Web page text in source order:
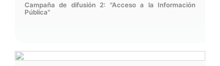
Campaña de difusión 2: "Acceso a la Información
Pública"